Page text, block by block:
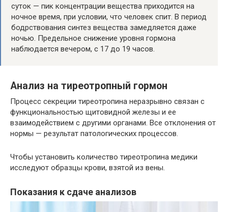
суток — пик концентрации вещества приходится на
ночное время, при условии, что человек спит. В период
бодрствования синтез вещества замедляется даже
ночью. Предельное снижение уровня гормона
наблюдается вечером, с 17 до 19 часов.
Анализ на тиреотропный гормон
Процесс секреции тиреотропина неразрывно связан с
функциональностью щитовидной железы и ее
взаимодействием с другими органами. Все отклонения от
нормы — результат патологических процессов.
Чтобы установить количество тиреотропина медики
исследуют образцы крови, взятой из вены.
Показания к сдаче анализов